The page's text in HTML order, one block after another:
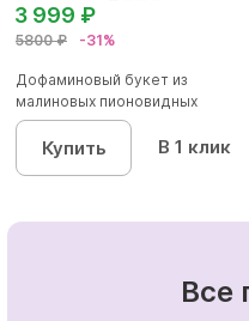
5800 ₽ -31%
3 999 ₽
Дофаминовый букет из
малиновых пионовидных
кустовых роз...
Купить В 1 клик
Все